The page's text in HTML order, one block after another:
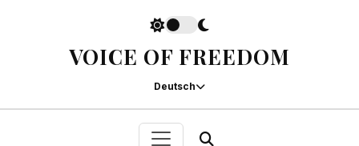
VOICE OF FREEDOM
Deutsch